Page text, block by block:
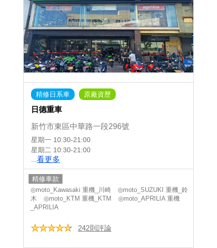
精修日系車 原廠資歷
日德重車
新竹市東區中華路一段296號
星期一 10:30-21:00
星期二 10:30-21:00
...看更多
精修車款
◎moto_Kawasaki 重機_川崎
◎moto_SUZUKI 重機_鈴
木
◎moto_KTM 重機_KTM
◎moto_APRILIA 重機
_APRILIA
242則評論